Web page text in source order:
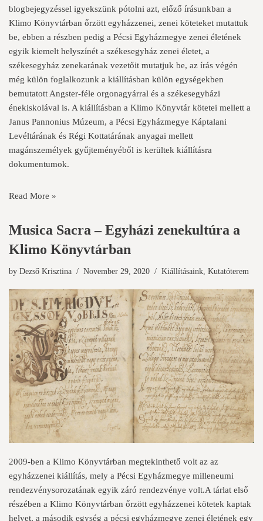
blogbejegyzéssel igyekszünk pótolni azt, előző írásunkban a
Klimo Könyvtárban őrzött egyházzenei, zenei köteteket mutattuk
be, ebben a részben pedig a Pécsi Egyházmegye zenei életének
egyik kiemelt helyszínét a székesegyház zenei életet, a
székesegyház zenekarának vezetőit mutatjuk be, az írás végén
még külön foglalkozunk a kiállításban külön egységekben
bemutatott Angster-féle orgonagyárral és a székesegyházi
énekiskolával is. A kiállításban a Klimo Könyvtár kötetei mellett a
Janus Pannonius Múzeum, a Pécsi Egyházmegye Káptalani
Levéltárának és Régi Kottatárának anyagai mellett
magánszemélyek gyűjteményéből is kerültek kiállításra
dokumentumok.
Read More »
Musica Sacra – Egyházi zenekultúra a
Klimo Könyvtárban
by Dezső Krisztina November 29, 2020 Kiállításaink, Kutatóterem
2009-ben a Klimo Könyvtárban megtekinthető volt az az
egyházzenei kiállítás, mely a Pécsi Egyházmegye milleneumi
rendezvénysorozatának egyik záró rendezvénye volt.A tárlat első
részében a Klimo Könyvtárban őrzött egyházzenei kötetek kaptak
helyet, a második egység a pécsi egyházmegye zenei életének egy